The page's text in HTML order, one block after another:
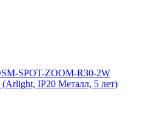
SPOT-ZOOM-R30-2W
IP20 Металл, 5 лет)